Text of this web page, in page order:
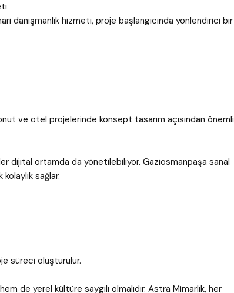
danışmanlık hizmeti, proje başlangıcında yönlendirici bir
ve otel projelerinde konsept tasarım açısından önemli
dijital ortamda da yönetilebiliyor. Gaziosmanpaşa sanal
sağlar.
süreci oluşturulur.
de yerel kültüre saygılı olmalıdır. Astra Mimarlık, her